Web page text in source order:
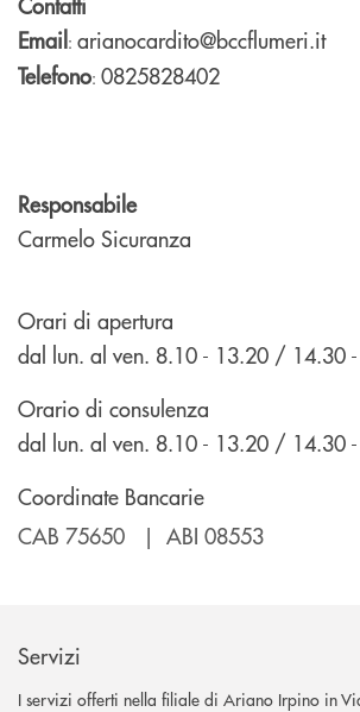
Email: arianocardito@bccflumeri.it
Telefono: 0825828402
Responsabile
Carmelo Sicuranza
Orari di apertura
dal lun. al ven. 8.10 - 13.20 / 14.30
Orario di consulenza
dal lun. al ven. 8.10 - 13.20 / 14.30
Coordinate Bancarie
CAB 75650 | ABI 08553
Servizi
I servizi offerti nella filiale di Ariano Irpino in